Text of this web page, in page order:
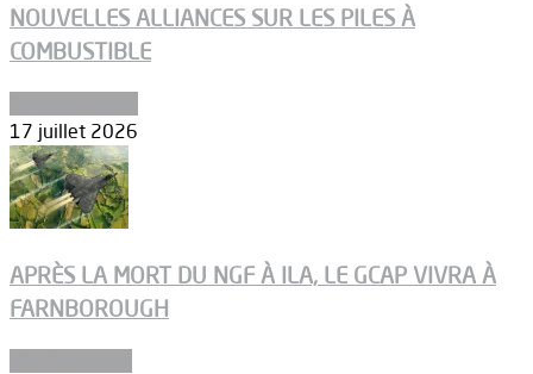
NOUVELLES ALLIANCES SUR LES PILES À
COMBUSTIBLE
17 juillet 2026
APRÈS LA MORT DU NGF À ILA, LE GCAP VIVRA À
FARNBOROUGH